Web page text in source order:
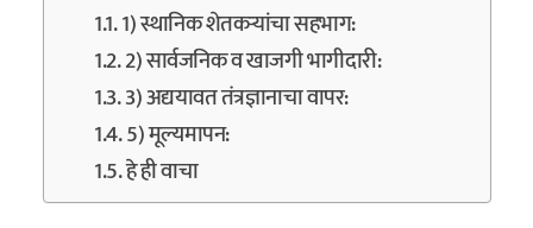
1) स्थानिक शेतकऱ्यांचा सहभाग:
2) सार्वजनिक व खाजगी भागीदारी:
3) अद्ययावत तंत्रज्ञानाचा वापर:
5) मूल्यमापन:
हे ही वाचा